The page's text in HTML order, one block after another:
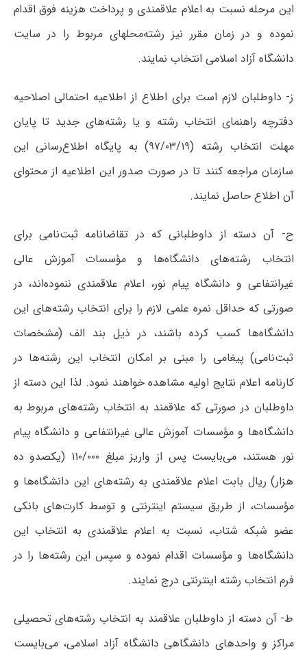
این مرحله نسبت به اعلام علاقمندی و پرداخت هزینه فوق اقدام
نموده و در زمان مقرر نیز رشته‌محلهای مربوط را در سایت
دانشگاه آزاد اسلامی انتخاب نمایند.
ز- داوطلبان لازم است برای اطلاع از اطلاعیه احتمالی اصلاحیه
دفترچه راهنمای انتخاب رشته و یا رشته‌های جدید تا پایان
مهلت انتخاب رشته (۹۷/۰۳/۱۹) به پایگاه اطلاع‌رسانی این
سازمان مراجعه کنند تا در صورت صدور این اطلاعیه از محتوای
آن اطلاع حاصل نمایند.
ح- آن دسته از داوطلبانی که در تقاضانامه ثبت‌نامی برای
انتخاب رشته‌های دانشگاه‌ها و مؤسسات آموزش عالی
غیرانتفاعی و دانشگاه پیام نور، اعلام علاقمندی ننموده‌اند، در
صورتی که حداقل نمره علمی لازم را برای انتخاب رشته‌های این
دانشگاه‌ها کسب کرده باشند، در ذیل بند الف (مشخصات
ثبت‌نامی) پیغامی را مبنی بر امکان انتخاب این رشته‌ها در
کارنامه اعلام نتایج اولیه مشاهده خواهند نمود. لذا این دسته از
داوطلبان در صورتی که علاقمند به انتخاب رشته‌های مربوط به
دانشگاه‌ها و مؤسسات آموزش عالی غیرانتفاعی و دانشگاه پیام
نور هستند، می‌بایست پس از واریز مبلغ ۱۱۰/۰۰۰ (یکصدو ده
هزار) ریال بابت اعلام علاقمندی به رشته‌های این دانشگاه‌ها و
مؤسسات، از طریق سیستم اینترنتی و توسط کارت‌های بانکی
عضو شبکه شتاب، نسبت به اعلام علاقمندی به انتخاب این
دانشگاه‌ها و مؤسسات اقدام نموده و سپس این رشته‌ها را در
فرم انتخاب رشته اینترنتی درج نمایند.
ط- آن دسته از داوطلبان علاقمند به انتخاب رشته‌های تحصیلی
مراکز و واحدهای دانشگاهی دانشگاه آزاد اسلامی، می‌بایست